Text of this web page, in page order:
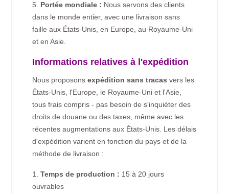
5. Portée mondiale : Nous servons des clients
dans le monde entier, avec une livraison sans
faille aux États-Unis, en Europe, au Royaume-Uni
et en Asie.
Informations relatives à l'expédition
Nous proposonsexpédition sans tracas vers les
États-Unis, l'Europe, le Royaume-Uni et l'Asie,
tous frais compris - pas besoin de s'inquiéter des
droits de douane ou des taxes, même avec les
récentes augmentations aux États-Unis. Les délais
d'expédition varient en fonction du pays et de la
méthode de livraison :
1.Temps de production : 15 à 20 jours
ouvrables